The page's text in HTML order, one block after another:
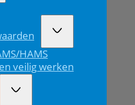
HAMS
veilig werken